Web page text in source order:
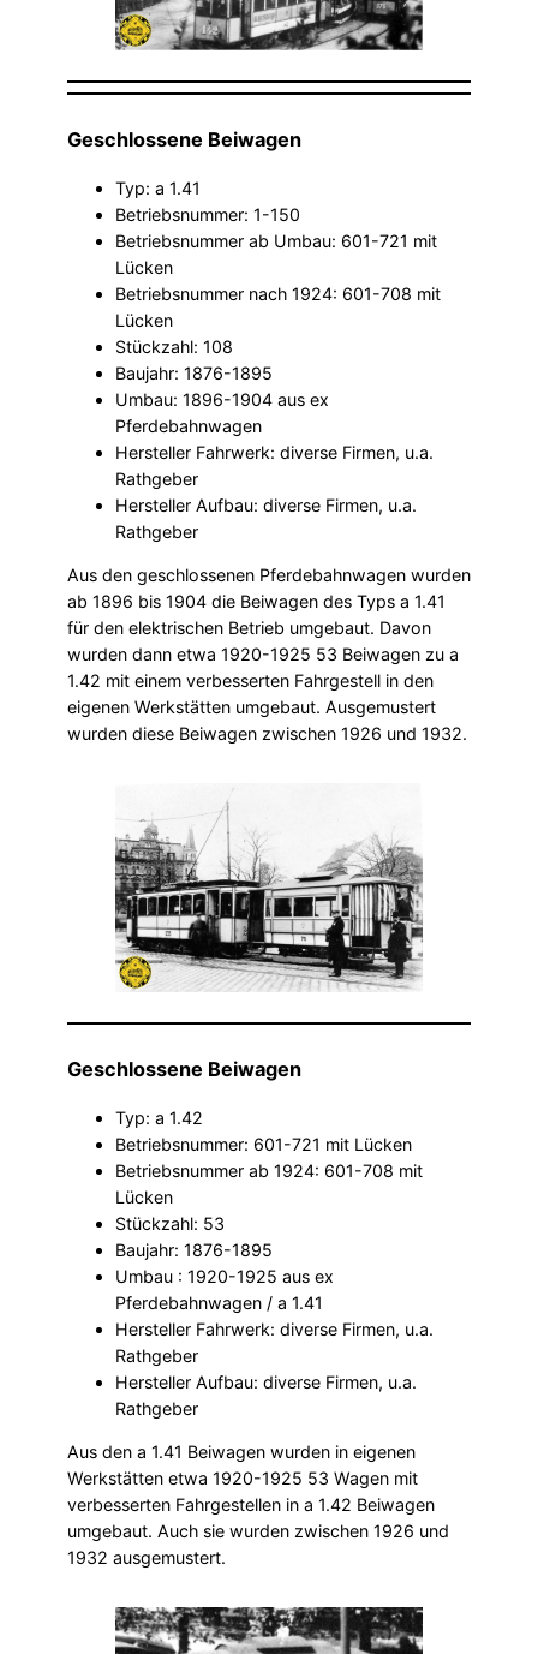
Geschlossene Beiwagen
Typ: a 1.41
Betriebsnummer: 1-150
Betriebsnummer ab Umbau: 601-721 mit
Lücken
Betriebsnummer nach 1924: 601-708 mit
Lücken
Stückzahl: 108
Baujahr: 1876-1895
Umbau: 1896-1904 aus ex
Pferdebahnwagen
Hersteller Fahrwerk: diverse Firmen, u.a.
Rathgeber
Hersteller Aufbau: diverse Firmen, u.a.
Rathgeber
Aus den geschlossenen Pferdebahnwagen wurden
ab 1896 bis 1904 die Beiwagen des Typs a 1.41
für den elektrischen Betrieb umgebaut. Davon
wurden dann etwa 1920-1925 53 Beiwagen zu a
1.42 mit einem verbesserten Fahrgestell in den
eigenen Werkstätten umgebaut. Ausgemustert
wurden diese Beiwagen zwischen 1926 und 1932.
Geschlossene Beiwagen
Typ: a 1.42
Betriebsnummer: 601-721 mit Lücken
Betriebsnummer ab 1924: 601-708 mit
Lücken
Stückzahl: 53
Baujahr: 1876-1895
Umbau : 1920-1925 aus ex
Pferdebahnwagen / a 1.41
Hersteller Fahrwerk: diverse Firmen, u.a.
Rathgeber
Hersteller Aufbau: diverse Firmen, u.a.
Rathgeber
Aus den a 1.41 Beiwagen wurden in eigenen
Werkstätten etwa 1920-1925 53 Wagen mit
verbesserten Fahrgestellen in a 1.42 Beiwagen
umgebaut. Auch sie wurden zwischen 1926 und
1932 ausgemustert.